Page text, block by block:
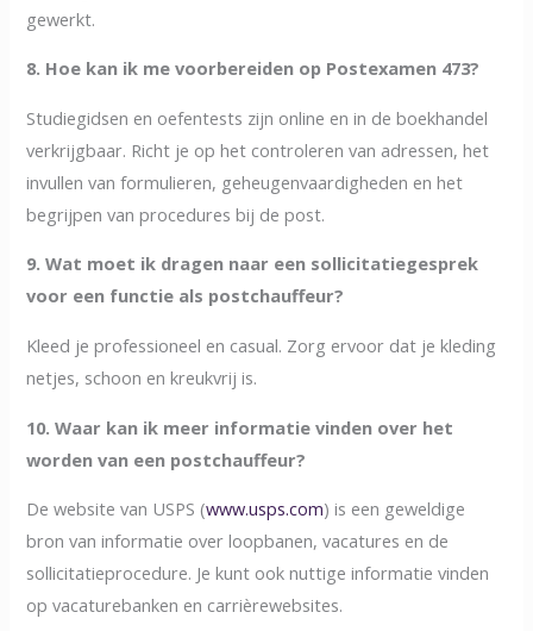
gewerkt.
8. Hoe kan ik me voorbereiden op Postexamen 473?
Studiegidsen en oefentests zijn online en in de boekhandel
verkrijgbaar. Richt je op het controleren van adressen, het
invullen van formulieren, geheugenvaardigheden en het
begrijpen van procedures bij de post.
9. Wat moet ik dragen naar een sollicitatiegesprek
voor een functie als postchauffeur?
Kleed je professioneel en casual. Zorg ervoor dat je kleding
netjes, schoon en kreukvrij is.
10. Waar kan ik meer informatie vinden over het
worden van een postchauffeur?
De website van USPS (www.usps.com) is een geweldige
bron van informatie over loopbanen, vacatures en de
sollicitatieprocedure. Je kunt ook nuttige informatie vinden
op vacaturebanken en carrièrewebsites.